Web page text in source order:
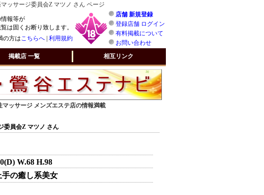
ッサージ委員会Z マツノ さん ページ
報等が
は固くお断り致します。
の方はこちらへ 利用規約
店舗 新規登録
登録店舗 ログイン
有料掲載について
お問い合わせ
掲載店 一覧 相互リンク
ッサージ メンズエステ店の情報満載
委員会Z マツノ さん
W.68 H.98
の癒し系美女